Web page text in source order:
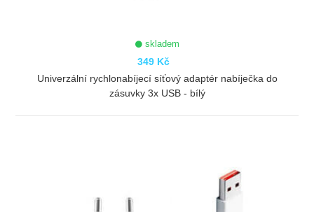
skladem
349 Kč
Univerzální rychlonabíjecí síťový adaptér nabíječka do
zásuvky 3x USB - bílý